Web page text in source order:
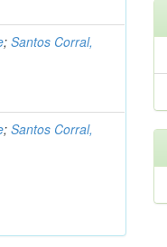
;Santos Corral,
;Santos Corral,